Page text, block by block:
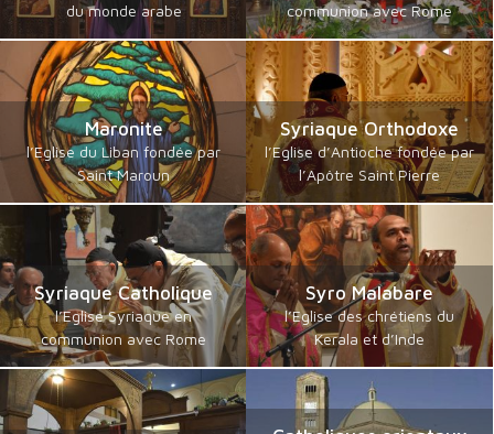
du monde arabe
communion avec Rome
Maronite
l’Eglise du Liban fondée par
Saint Maroun
Syriaque Orthodoxe
l’Eglise d’Antioche fondée par
l’Apôtre Saint Pierre
Syriaque Catholique
l’Eglise Syriaque en
communion avec Rome
Syro Malabare
l’Eglise des chrétiens du
Kerala et d’Inde